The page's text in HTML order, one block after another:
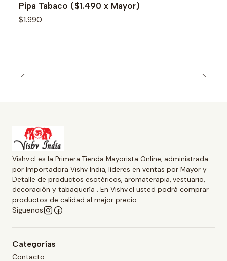
Pipa Tabaco ($1.490 x Mayor)
$1.990
Vishv.cl es la Primera Tienda Mayorista Online, administrada
por Importadora Vishv India, líderes en ventas por Mayor y
Detalle de productos esotéricos, aromaterapia, vestuario,
decoración y tabaquería . En Vishv.cl usted podrá comprar
productos de calidad al mejor precio.
Síguenos
Categorías
Contacto